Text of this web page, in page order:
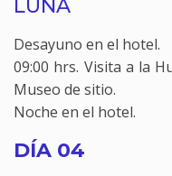
LUNA
Desayuno en el hotel.
09:00 hrs. Visita a la
Museo de sitio.
Noche en el hotel.
DÍA 04